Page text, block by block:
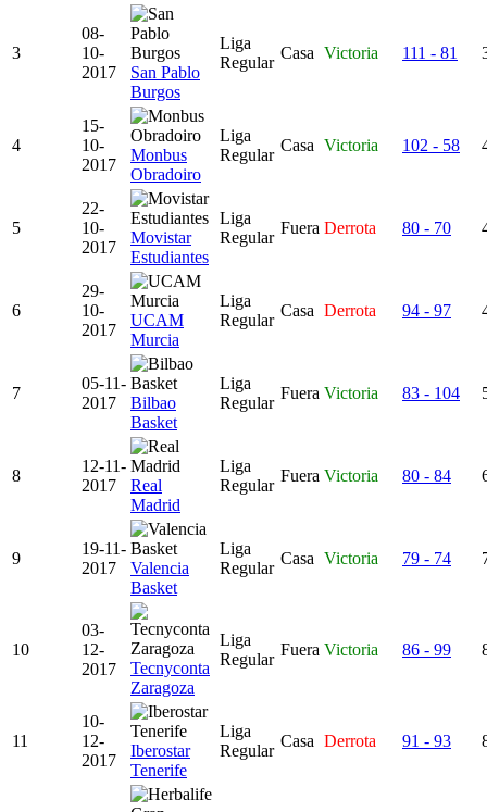
3
08-
10-
2017
San Pablo
Burgos
Liga
Regular
Casa Victoria 111 - 81
4
15-
10-
2017
Monbus
Obradoiro
Liga
Regular
Casa Victoria 102 - 58
5
22-
10-
2017
Movistar
Estudiantes
Liga
Regular
Fuera Derrota 80 - 70
6
29-
10-
2017
UCAM
Murcia
Liga
Regular
Casa Derrota 94 - 97
7
05-11-
2017
Bilbao
Basket
Liga
Regular
Fuera Victoria 83 - 104
8
12-11-
2017
Real
Madrid
Liga
Regular
Fuera Victoria 80 - 84
9
19-11-
2017
Valencia
Basket
Liga
Regular
Casa Victoria 79 - 74
10
03-
12-
2017
Tecnyconta
Zaragoza
Liga
Regular
Fuera Victoria 86 - 99
11
10-
12-
2017
Iberostar
Tenerife
Liga
Regular
Casa Derrota 91 - 93